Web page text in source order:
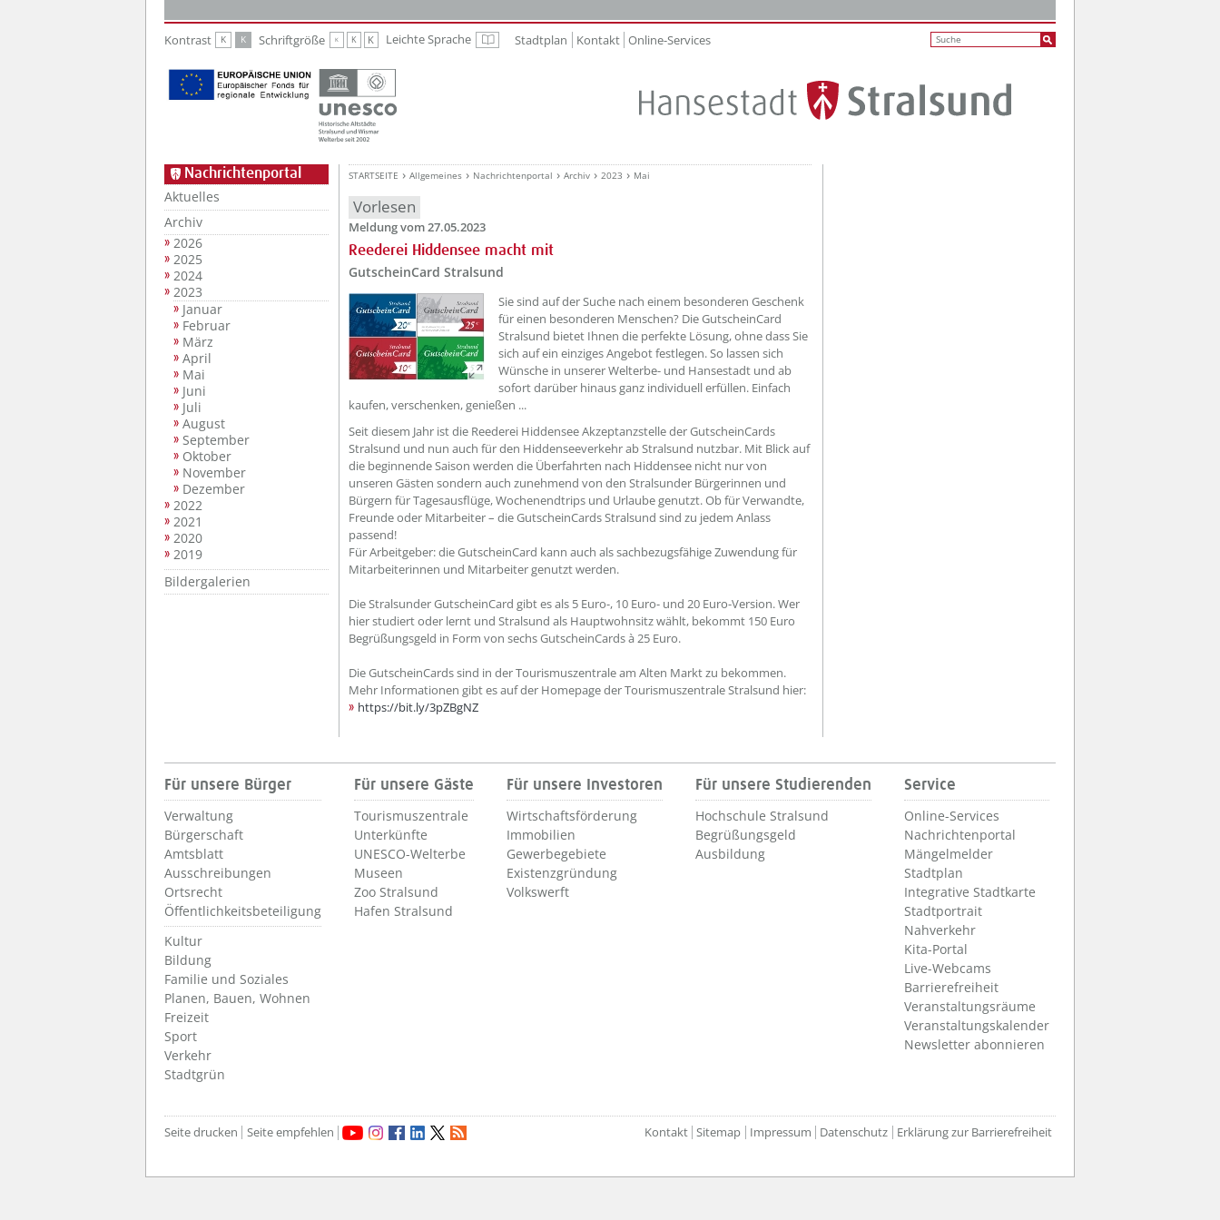
Kontrast K K Schriftgröße K K K Leichte Sprache Leichte Sprache
Stadtplan Kontakt Online-Services
Nachrichtenportal
Aktuelles
Archiv
2026
2025
2024
2023
Januar
Februar
März
April
Mai
Juni
Juli
August
September
Oktober
November
Dezember
2022
2021
2020
2019
Bildergalerien
STARTSEITE Allgemeines Nachrichtenportal Archiv 2023 Mai
Vorlesen
Meldung vom 27.05.2023
Reederei Hiddensee macht mit
GutscheinCard Stralsund
??? absaetzeOben[1]/titel ???
Sie sind auf der Suche nach einem besonderen Geschenk
für einen besonderen Menschen? Die GutscheinCard
Stralsund bietet Ihnen die perfekte Lösung, ohne dass Sie
sich auf ein einziges Angebot festlegen. So lassen sich
Wünsche in unserer Welterbe- und Hansestadt und ab
sofort darüber hinaus ganz individuell erfüllen. Einfach
kaufen, verschenken, genießen ...
Seit diesem Jahr ist die Reederei Hiddensee Akzeptanzstelle der GutscheinCards
Stralsund und nun auch für den Hiddenseeverkehr ab Stralsund nutzbar. Mit Blick auf
die beginnende Saison werden die Überfahrten nach Hiddensee nicht nur von
unseren Gästen sondern auch zunehmend von den Stralsunder Bürgerinnen und
Bürgern für Tagesausflüge, Wochenendtrips und Urlaube genutzt. Ob für Verwandte,
Freunde oder Mitarbeiter – die GutscheinCards Stralsund sind zu jedem Anlass
passend!
Für Arbeitgeber: die GutscheinCard kann auch als sachbezugsfähige Zuwendung für
Mitarbeiterinnen und Mitarbeiter genutzt werden.
Die Stralsunder GutscheinCard gibt es als 5 Euro-, 10 Euro- und 20 Euro-Version. Wer
hier studiert oder lernt und Stralsund als Hauptwohnsitz wählt, bekommt 150 Euro
Begrüßungsgeld in Form von sechs GutscheinCards à 25 Euro.
Die GutscheinCards sind in der Tourismuszentrale am Alten Markt zu bekommen.
Mehr Informationen gibt es auf der Homepage der Tourismuszentrale Stralsund hier:
https://bit.ly/3pZBgNZ
Für unsere Bürger
Verwaltung
Bürgerschaft
Amtsblatt
Ausschreibungen
Ortsrecht
Öffentlichkeitsbeteiligung
Kultur
Bildung
Familie und Soziales
Planen, Bauen, Wohnen
Freizeit
Sport
Verkehr
Stadtgrün
Für unsere Gäste
Tourismuszentrale
Unterkünfte
UNESCO-Welterbe
Museen
Zoo Stralsund
Hafen Stralsund
Für unsere Investoren
Wirtschaftsförderung
Immobilien
Gewerbegebiete
Existenzgründung
Volkswerft
Für unsere Studierenden
Hochschule Stralsund
Begrüßungsgeld
Ausbildung
Service
Online-Services
Nachrichtenportal
Mängelmelder
Stadtplan
Integrative Stadtkarte
Stadtportrait
Nahverkehr
Kita-Portal
Live-Webcams
Barrierefreiheit
Veranstaltungsräume
Veranstaltungskalender
Newsletter abonnieren
Seite drucken Seite empfehlen Kontakt Sitemap Impressum Datenschutz Erklärung zur Barrierefreiheit